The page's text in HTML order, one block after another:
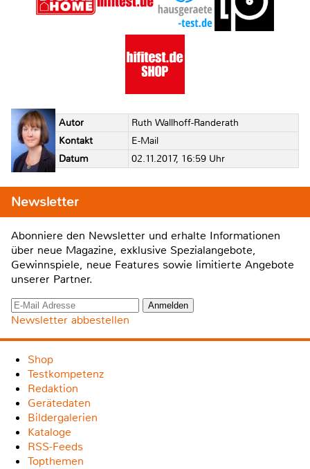
Autor
Ruth Wallhoff-Randerath
Kontakt
E-Mail
Datum
02.11.2017, 16:59 Uhr
Newsletter
Abonniere den Newsletter und erhalte Informationen
über neue Magazine, exklusive Spezialangebote,
Gewinnspiele, neue Features sowie limitierte Angebote
unserer Partner.
Newsletter abbestellen
Shop
Testkompetenz
Redaktion
Gerätedaten
Bildergalerien
Kataloge
RSS-Feeds
Topthemen